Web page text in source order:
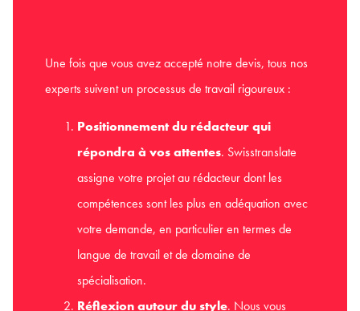
Une fois que vous avez accepté notre devis, tous nos
experts suivent un processus de travail rigoureux :
Positionnement du rédacteur qui
répondra à vos attentes. Swisstranslate
assigne votre projet au rédacteur dont les
compétences sont les plus en adéquation avec
votre demande, en particulier en termes de
langue de travail et de domaine de
spécialisation.
Réflexion autour du style. Nous vous